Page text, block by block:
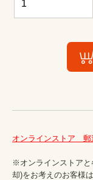
オンラインストア　
※オンラインストアと
却)をお考えのお客様は